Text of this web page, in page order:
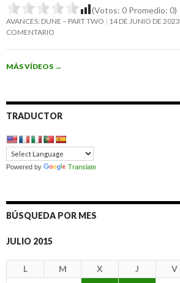
(Votos: 0 Promedio: 0)
AVANCES: DUNE – PART TWO 14 DE JUNIO DE 2023
COMENTARIO
MÁS VÍDEOS →
TRADUCTOR
Powered by Translate
BÚSQUEDA POR MES
JULIO 2015
L M X J V